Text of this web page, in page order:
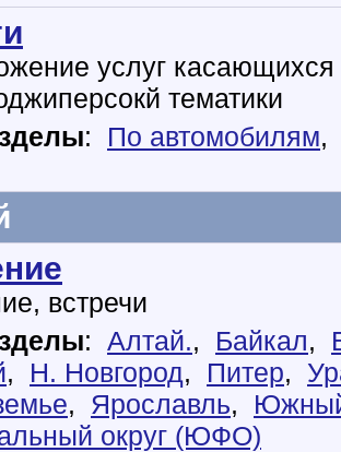
услуг касающихся
тематики
: По автомобилям,
встречи
: Алтай., Байкал,
, Н. Новгород, Питер,
, Ярославль,
округ (ЮФО)